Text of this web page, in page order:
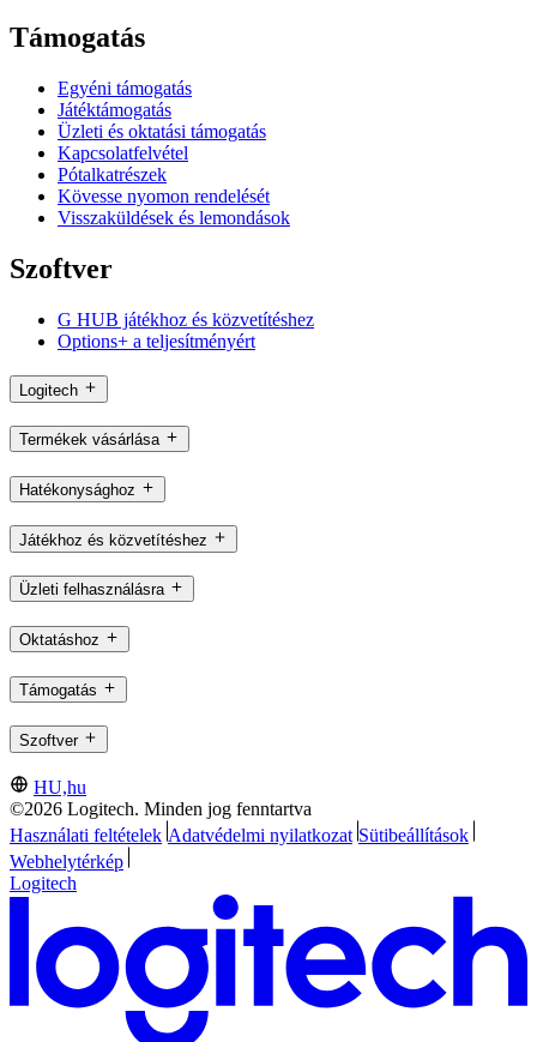
Támogatás
Egyéni támogatás
Játéktámogatás
Üzleti és oktatási támogatás
Kapcsolatfelvétel
Pótalkatrészek
Kövesse nyomon rendelését
Visszaküldések és lemondások
Szoftver
G HUB játékhoz és közvetítéshez
Options+ a teljesítményért
Logitech
Termékek vásárlása
Hatékonysághoz
Játékhoz és közvetítéshez
Üzleti felhasználásra
Oktatáshoz
Támogatás
Szoftver
HU,hu
©2026 Logitech. Minden jog fenntartva
Használati feltételek Adatvédelmi nyilatkozat Sütibeállítások
Webhelytérkép
Logitech